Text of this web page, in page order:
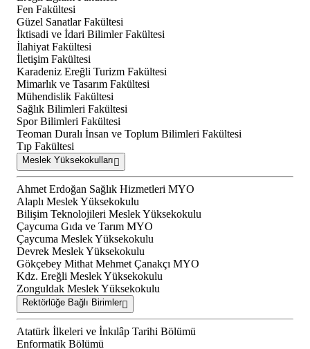
Fen Fakültesi
Güzel Sanatlar Fakültesi
İktisadi ve İdari Bilimler Fakültesi
İlahiyat Fakültesi
İletişim Fakültesi
Karadeniz Ereğli Turizm Fakültesi
Mimarlık ve Tasarım Fakültesi
Mühendislik Fakültesi
Sağlık Bilimleri Fakültesi
Spor Bilimleri Fakültesi
Teoman Duralı İnsan ve Toplum Bilimleri Fakültesi
Tıp Fakültesi
Meslek Yüksekokulları
Ahmet Erdoğan Sağlık Hizmetleri MYO
Alaplı Meslek Yüksekokulu
Bilişim Teknolojileri Meslek Yüksekokulu
Çaycuma Gıda ve Tarım MYO
Çaycuma Meslek Yüksekokulu
Devrek Meslek Yüksekokulu
Gökçebey Mithat Mehmet Çanakçı MYO
Kdz. Ereğli Meslek Yüksekokulu
Zonguldak Meslek Yüksekokulu
Rektörlüğe Bağlı Birimler
Atatürk İlkeleri ve İnkılâp Tarihi Bölümü
Enformatik Bölümü